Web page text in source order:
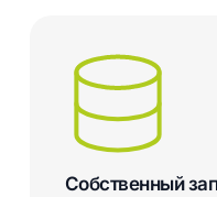
Собственный